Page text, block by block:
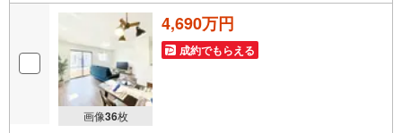
画像36枚
4,690万円
成約でもらえる